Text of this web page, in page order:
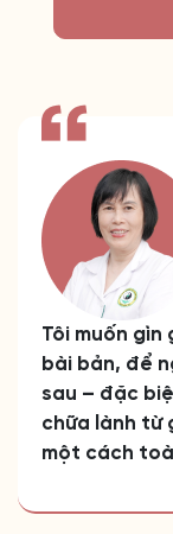
Tôi muốn gìn
bài bản, để
sau – đặc
chữa lành từ
một cách